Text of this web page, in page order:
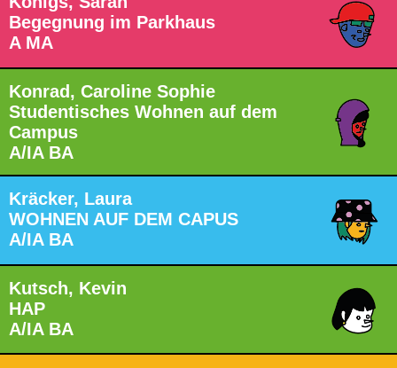
Begegnung im Parkhaus
A MA
Konrad, Caroline Sophie
Studentisches Wohnen auf dem
Campus
A/IA BA
Kräcker, Laura
WOHNEN AUF DEM CAPUS
A/IA BA
Kutsch, Kevin
HAP
A/IA BA